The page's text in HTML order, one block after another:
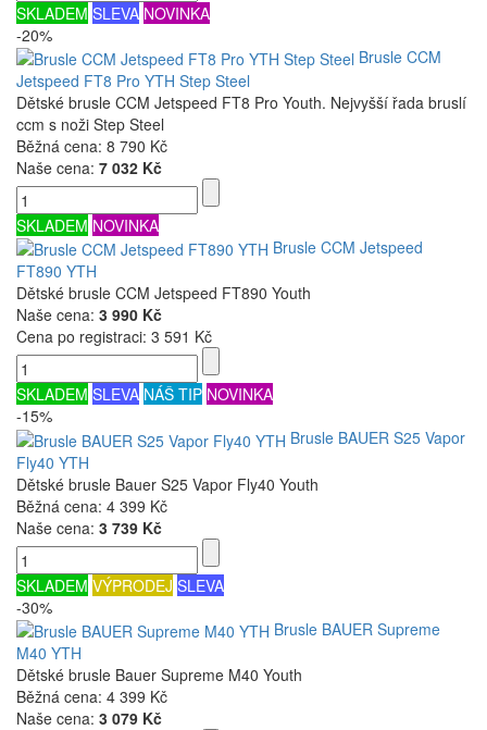
SKLADEM SLEVA NOVINKA
-20%
Brusle CCM
Jetspeed FT8 Pro YTH Step Steel
Dětské brusle CCM Jetspeed FT8 Pro Youth. Nejvyšší řada bruslí
ccm s noži Step Steel
Běžná cena: 8 790 Kč
Naše cena: 7 032 Kč
SKLADEM NOVINKA
Brusle CCM Jetspeed
FT890 YTH
Dětské brusle CCM Jetspeed FT890 Youth
Naše cena: 3 990 Kč
Cena po registraci: 3 591 Kč
SKLADEM SLEVA NÁŠ TIP NOVINKA
-15%
Brusle BAUER S25 Vapor
Fly40 YTH
Dětské brusle Bauer S25 Vapor Fly40 Youth
Běžná cena: 4 399 Kč
Naše cena: 3 739 Kč
SKLADEM VÝPRODEJ SLEVA
-30%
Brusle BAUER Supreme
M40 YTH
Dětské brusle Bauer Supreme M40 Youth
Běžná cena: 4 399 Kč
Naše cena: 3 079 Kč